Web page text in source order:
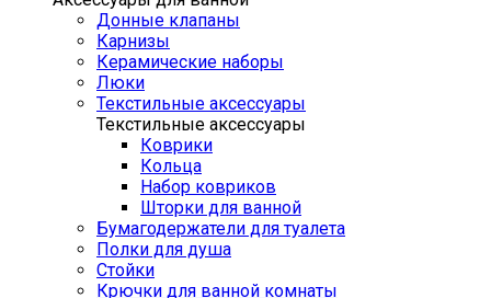
Донные клапаны
Карнизы
Керамические наборы
Люки
Текстильные аксессуары
Текстильные аксессуары
Коврики
Кольца
Набор ковриков
Шторки для ванной
Бумагодержатели для туалета
Полки для душа
Стойки
Крючки для ванной комнаты